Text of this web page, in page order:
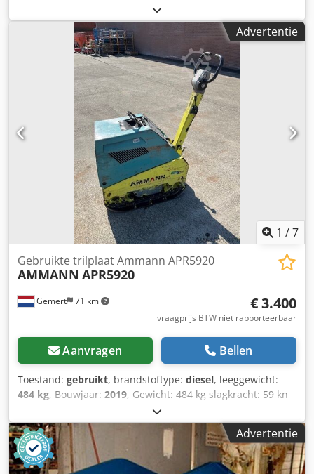
Gewicht: 199 kg slagkracht: 30kn Breedte plaat: 50cm
Vooruit/teruguit Prijs: €1.700,- ex BTW Meerdere op
voorraad!! Dedpfx Ajxw H Hvoh Rock
Advertentie
1 /7
Gemert 71 km
Gebruikte trilplaat Ammann APR5920
AMMANN APR5920
€ 3.400
vraagprijs BTW niet rapporteerbaar
Aanvragen Bellen
Toestand: gebruikt, brandstoftype: diesel, leeggewicht:
484 kg, Bouwjaar: 2019, Gewicht: 484 kg slagkracht: 59 kn
Diesel, 1 cylinder Hatz (1b40)\ Dedpfx Ahexw H Hcj Rsck
Vooruit/ teruguit. Elektrisch gestart. Breedte plaat: 60 cm
Prijs per stuk: € 3.400,- ex BTW Meerdere op voorraad!
Advertentie